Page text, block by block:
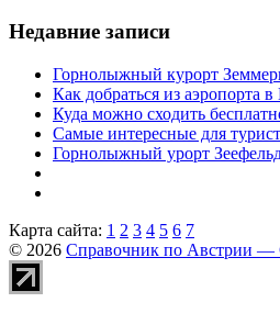
Недавние записи
Горнолыжный курорт
Как добраться из аэропорта
Куда можно сходить
Самые интересные для
Горнолыжный урорт
Карта сайта: 1 2 3 4 5 6 7
© 2026 Справочник по Австрии —